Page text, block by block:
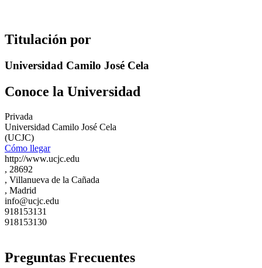
Titulación por
Universidad Camilo José Cela
Conoce la Universidad
Privada
Universidad Camilo José Cela
(UCJC)
Cómo llegar
http://www.ucjc.edu
, 28692
, Villanueva de la Cañada
, Madrid
info@ucjc.edu
918153131
918153130
Preguntas Frecuentes